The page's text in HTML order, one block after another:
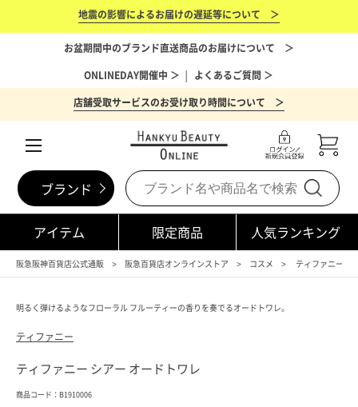
地震の影響によるお届けの遅延等について ＞
お盆期間中のブランド直送商品のお届けについて ＞
ONLINEDAY開催中 ＞ │ よくあるご質問 ＞
店舗受取サービスのお受け取り時間について ＞
ブランド
アイテム 限定商品 人気ランキング
阪急阪神百貨店公式通販 阪急百貨店オンラインストア コスメ ティファニー（
明るく弾けるようなフローラル フルーティーの香りを奏でるオードトワレ。
ティファニー
ティファニー シアー オードトワレ
商品コード：B1910006